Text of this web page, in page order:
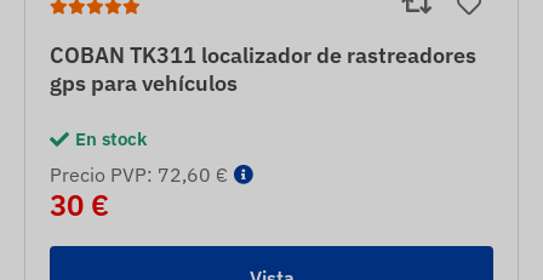
COBAN TK311 localizador de rastreadores
gps para vehículos
En stock
Precio PVP: 72,60 €
30 €